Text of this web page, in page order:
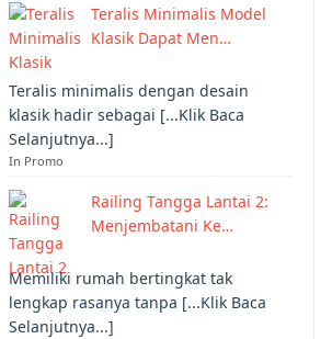
Teralis Minimalis Model
Klasik Dapat Men…
Teralis minimalis dengan desain
klasik hadir sebagai [...Klik Baca
Selanjutnya...]
In Promo
Railing Tangga Lantai 2:
Menjembatani Ke…
Memiliki rumah bertingkat tak
lengkap rasanya tanpa [...Klik Baca
Selanjutnya...]